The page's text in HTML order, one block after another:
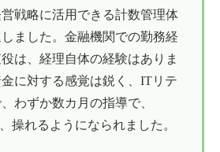
戦略に活用できる計数管理体
ました。金融機関での勤務経
は、経理自体の経験はありま
に対する感覚は鋭く、ITリテ
わずか数カ月の指導で、
操れるようになられました。